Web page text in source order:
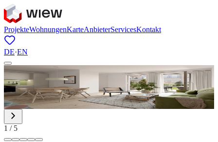
ProjekteWohnungenKarteAnbieterServicesKontakt
DE·EN
1 / 5